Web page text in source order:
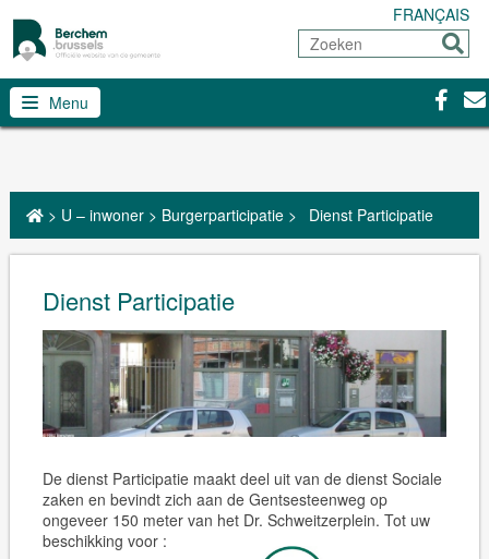
FRANÇAIS
Zoeken
Sturen
Menu
> U – inwoner> Burgerparticipatie> Dienst Participatie
Dienst Participatie
De dienst Participatie maakt deel uit van de dienst Sociale
zaken en bevindt zich aan de Gentsesteenweg op
ongeveer 150 meter van het Dr. Schweitzerplein. Tot uw
beschikking voor :